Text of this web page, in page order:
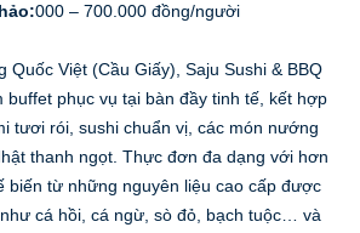
000 – 700.000 đồng/người
Quốc Việt (Cầu Giấy), Saju Sushi & BBQ
buffet phục vụ tại bàn đầy tinh tế, kết hợp
tươi rói, sushi chuẩn vị, các món nướng
thanh ngọt. Thực đơn đa dạng với hơn
biến từ những nguyên liệu cao cấp được
cá hồi, cá ngừ, sò đỏ, bạch tuộc… và